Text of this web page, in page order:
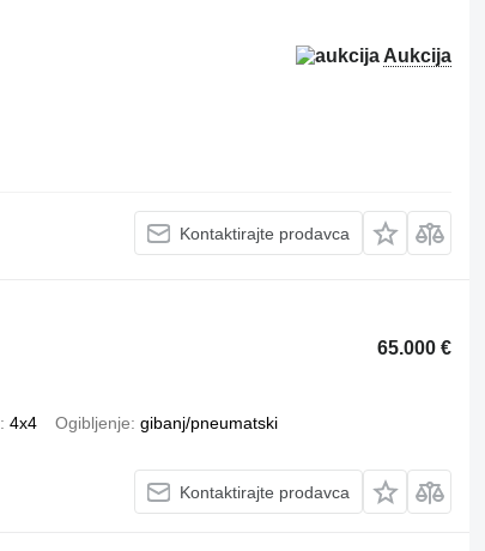
Aukcija
Kontaktirajte prodavca
65.000 €
4x4 Ogibljenje gibanj/pneumatski
Kontaktirajte prodavca